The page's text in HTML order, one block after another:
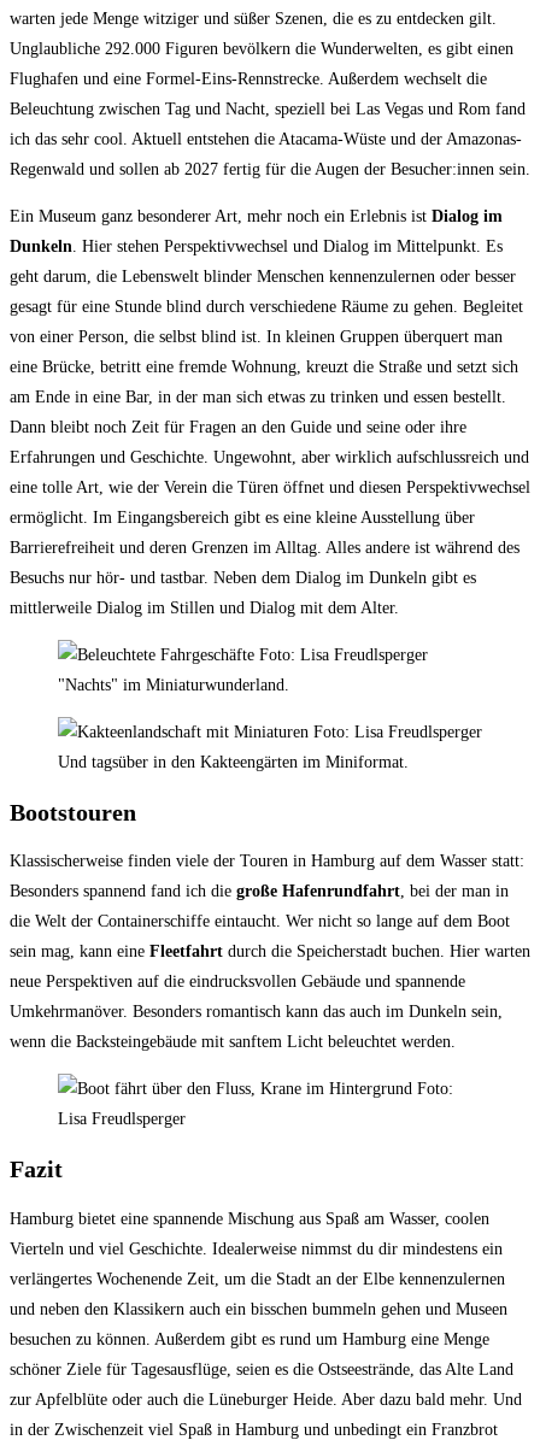
warten jede Menge witziger und süßer Szenen, die es zu entdecken gilt.
Unglaubliche 292.000 Figuren bevölkern die Wunderwelten, es gibt einen
Flughafen und eine Formel-Eins-Rennstrecke. Außerdem wechselt die
Beleuchtung zwischen Tag und Nacht, speziell bei Las Vegas und Rom fand
ich das sehr cool. Aktuell entstehen die Atacama-Wüste und der Amazonas-
Regenwald und sollen ab 2027 fertig für die Augen der Besucher:innen sein.
Ein Museum ganz besonderer Art, mehr noch ein Erlebnis ist Dialog im
Dunkeln. Hier stehen Perspektivwechsel und Dialog im Mittelpunkt. Es
geht darum, die Lebenswelt blinder Menschen kennenzulernen oder besser
gesagt für eine Stunde blind durch verschiedene Räume zu gehen. Begleitet
von einer Person, die selbst blind ist. In kleinen Gruppen überquert man
eine Brücke, betritt eine fremde Wohnung, kreuzt die Straße und setzt sich
am Ende in eine Bar, in der man sich etwas zu trinken und essen bestellt.
Dann bleibt noch Zeit für Fragen an den Guide und seine oder ihre
Erfahrungen und Geschichte. Ungewohnt, aber wirklich aufschlussreich und
eine tolle Art, wie der Verein die Türen öffnet und diesen Perspektivwechsel
ermöglicht. Im Eingangsbereich gibt es eine kleine Ausstellung über
Barrierefreiheit und deren Grenzen im Alltag. Alles andere ist während des
Besuchs nur hör- und tastbar. Neben dem Dialog im Dunkeln gibt es
mittlerweile Dialog im Stillen und Dialog mit dem Alter.
"Nachts" im Miniaturwunderland.
Und tagsüber in den Kakteengärten im Miniformat.
Bootstouren
Klassischerweise finden viele der Touren in Hamburg auf dem Wasser statt:
Besonders spannend fand ich die große Hafenrundfahrt, bei der man in
die Welt der Containerschiffe eintaucht. Wer nicht so lange auf dem Boot
sein mag, kann eine Fleetfahrt durch die Speicherstadt buchen. Hier warten
neue Perspektiven auf die eindrucksvollen Gebäude und spannende
Umkehrmanöver. Besonders romantisch kann das auch im Dunkeln sein,
wenn die Backsteingebäude mit sanftem Licht beleuchtet werden.
Fazit
Hamburg bietet eine spannende Mischung aus Spaß am Wasser, coolen
Vierteln und viel Geschichte. Idealerweise nimmst du dir mindestens ein
verlängertes Wochenende Zeit, um die Stadt an der Elbe kennenzulernen
und neben den Klassikern auch ein bisschen bummeln gehen und Museen
besuchen zu können. Außerdem gibt es rund um Hamburg eine Menge
schöner Ziele für Tagesausflüge, seien es die Ostseestrände, das Alte Land
zur Apfelblüte oder auch die Lüneburger Heide. Aber dazu bald mehr. Und
in der Zwischenzeit viel Spaß in Hamburg und unbedingt ein Franzbrot